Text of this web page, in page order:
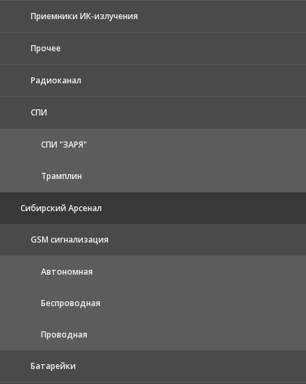
Приемники ИК-излучения
Прочее
Радиоканал
СПИ
СПИ "ЗАРЯ"
Трамплин
Сибирский Арсенал
GSM сигнализация
Автономная
Беспроводная
Проводная
Батарейки